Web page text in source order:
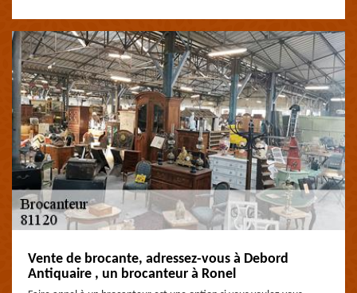
Vente de brocante, adressez-vous à Debord
Antiquaire , un brocanteur à Ronel